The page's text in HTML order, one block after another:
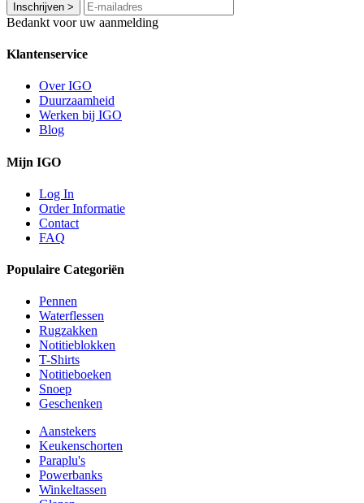
Inschrijven >
Bedankt voor uw aanmelding
Klantenservice
Over IGO
Duurzaamheid
Werken bij IGO
Blog
Mijn IGO
Log In
Order Informatie
Contact
FAQ
Populaire Categoriën
Pennen
Waterflessen
Rugzakken
Notitieblokken
T-Shirts
Notitieboeken
Snoep
Geschenken
Aanstekers
Keukenschorten
Paraplu's
Powerbanks
Winkeltassen